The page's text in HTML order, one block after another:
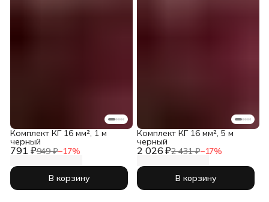
791 ₽949 ₽−17%
Комплект КГ 16 мм², 1 м
черный
В корзину
2 026 ₽2 431 ₽−17%
Комплект КГ 16 мм², 5 м
черный
В корзину